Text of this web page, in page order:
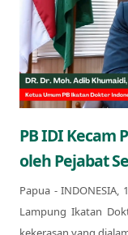
PB IDI Kecam
oleh Pejabat
Papua -
Lampung Ikatan